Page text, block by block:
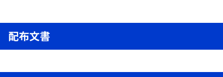
配布文書